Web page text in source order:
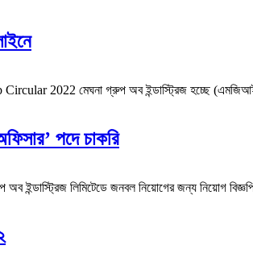
2022 মেঘনা গ্রুপ অব ইন্ডাস্ট্রিজ হচ্ছে (এমজিআই)
পদে চাকরি
অব ইন্ডাস্ট্রিজ লিমিটেডে জনবল নিয়োগের জন্য নিয়োগ